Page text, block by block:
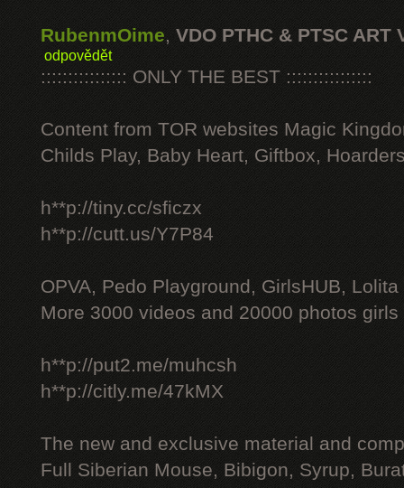
RubenmOime, VDO PTHC & PTSC ART
odpovědět
:::::::::::::::: ONLY THE BEST ::::::::::::::::
Content from TOR websites Magic
Childs Play, Baby Heart, Giftbox,
h**p://tiny.cc/sficzx
h**p://cutt.us/Y7P84
OPVA, Pedo Playground, GirlsHUB, Lolita
More 3000 videos and 20000 photos
h**p://put2.me/muhcsh
h**p://citly.me/47kMX
The new and exclusive material and
Full Siberian Mouse, Bibigon, Syrup,